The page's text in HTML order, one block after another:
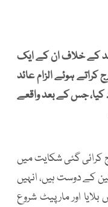
کے خلاف ان کے ایک
ہوئے الزام عائد
کیا، جس کے بعد واقعے
کرائی گئی شکایت میں
کے دوست ہیں، انہیں
بلایا اور مارپیٹ شروع